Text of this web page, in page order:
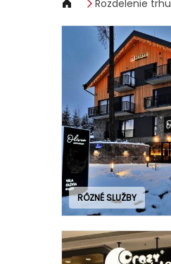
Rozdelenie trhu
RÔZNÉ SLUŽBY